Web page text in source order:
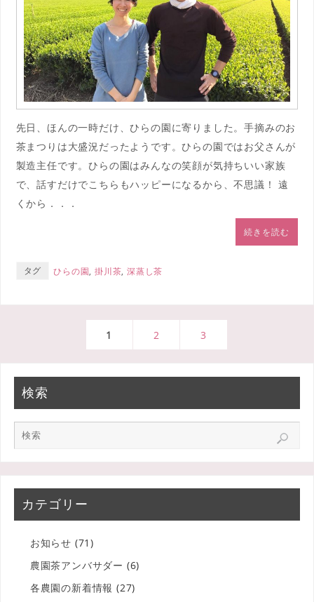
先日、ほんの一時だけ、ひらの園に寄りました。手摘みのお
茶まつりは大盛況だったようです。ひらの園ではお父さんが
製造主任です。ひらの園はみんなの笑顔が気持ちいい家族
で、話すだけでこちらもハッピーになるから、不思議！ 遠
くから．．．
続きを読む
タグ ひらの園,掛川茶,深蒸し茶
1 2 3
検索
カテゴリー
お知らせ (71)
農園茶アンバサダー (6)
各農園の新着情報 (27)